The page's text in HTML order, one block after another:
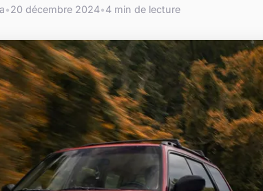
•20 décembre 2024•4 min de lecture